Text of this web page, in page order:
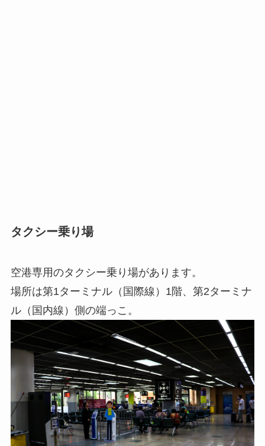
タクシー乗り場
空港専用のタクシー乗り場があります。
場所は第1ターミナル（国際線）1階、第2ターミナ
ル（国内線）側の端っこ。